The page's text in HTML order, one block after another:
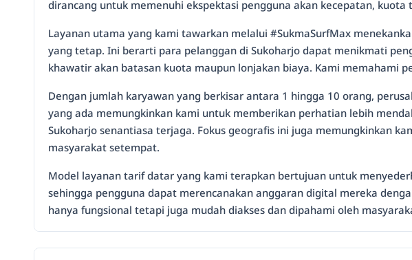
dirancang untuk memenuhi ekspektasi pengguna akan kecepatan,
Layanan utama yang kami tawarkan melalui #SukmaSurfMax
yang tetap. Ini berarti para pelanggan di Sukoharjo dapat menikmati
khawatir akan batasan kuota maupun lonjakan biaya. Kami memahami
Dengan jumlah karyawan yang berkisar antara 1 hingga 10 orang,
yang ada memungkinkan kami untuk memberikan perhatian lebih
Sukoharjo senantiasa terjaga. Fokus geografis ini juga memungkinkan
masyarakat setempat.
Model layanan tarif datar yang kami terapkan bertujuan untuk
sehingga pengguna dapat merencanakan anggaran digital mereka
hanya fungsional tetapi juga mudah diakses dan dipahami oleh